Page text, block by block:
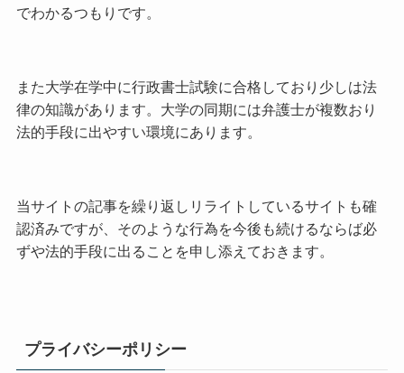
でわかるつもりです。
また大学在学中に行政書士試験に合格しており少しは法
律の知識があります。大学の同期には弁護士が複数おり
法的手段に出やすい環境にあります。
当サイトの記事を繰り返しリライトしているサイトも確
認済みですが、そのような行為を今後も続けるならば必
ずや法的手段に出ることを申し添えておきます。
プライバシーポリシー